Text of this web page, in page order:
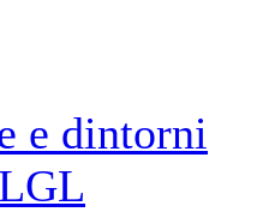
e dintorni